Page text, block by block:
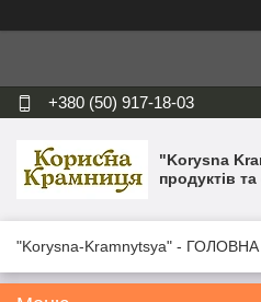
+380 (50) 917-18-03
"Korysna
продуктів
"Korysna-Kramnytsya" - ГОЛОВНА